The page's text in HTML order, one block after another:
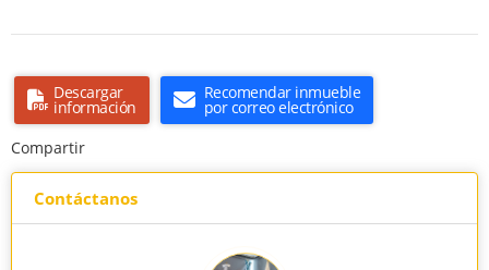
Descargar
información
Recomendar inmueble
por correo electrónico
Compartir
Contáctanos